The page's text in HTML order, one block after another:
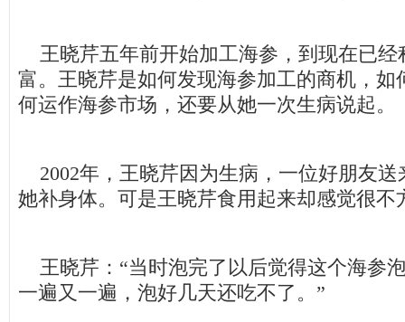
王晓芹五年前开始加工海参，到现在已经
富。王晓芹是如何发现海参加工的商机，如
何运作海参市场，还要从她一次生病说起。
2002年，王晓芹因为生病，一位好朋友送
她补身体。可是王晓芹食用起来却感觉很不
王晓芹：“当时泡完了以后觉得这个海参
一遍又一遍，泡好几天还吃不了。”